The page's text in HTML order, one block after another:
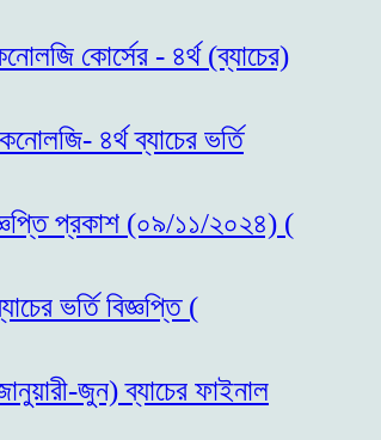
কোর্সের - ৪র্থ (ব্যাচের)
৪র্থ ব্যাচের ভর্তি
প্রকাশ (০৯/১১/২০২৪) (
ভর্তি বিজ্ঞপ্তি (
জুন) ব্যাচের ফাইনাল